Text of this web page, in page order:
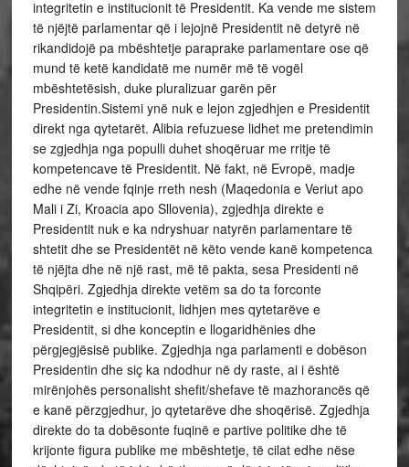
integritetin e institucionit të Presidentit. Ka vende me sistem
të njëjtë parlamentar që i lejojnë Presidentit në detyrë në
rikandidojë pa mbështetje paraprake parlamentare ose që
mund të ketë kandidatë me numër më të vogël
mbështetësish, duke pluralizuar garën për
Presidentin.Sistemi ynë nuk e lejon zgjedhjen e Presidentit
direkt nga qytetarët. Alibia refuzuese lidhet me pretendimin
se zgjedhja nga populli duhet shoqëruar me rritje të
kompetencave të Presidentit. Në fakt, në Evropë, madje
edhe në vende fqinje rreth nesh (Maqedonia e Veriut apo
Mali i Zi, Kroacia apo Sllovenia), zgjedhja direkte e
Presidentit nuk e ka ndryshuar natyrën parlamentare të
shtetit dhe se Presidentët në këto vende kanë kompetenca
të njëjta dhe në një rast, më të pakta, sesa Presidenti në
Shqipëri. Zgjedhja direkte vetëm sa do ta forconte
integritetin e institucionit, lidhjen mes qytetarëve e
Presidentit, si dhe konceptin e llogaridhënies dhe
përgjegjësisë publike. Zgjedhja nga parlamenti e dobëson
Presidentin dhe siç ka ndodhur në dy raste, ai i është
mirënjohës personalisht shefit/shefave të mazhorancës që
e kanë përzgjedhur, jo qytetarëve dhe shoqërisë. Zgjedhja
direkte do ta dobësonte fuqinë e partive politike dhe të
krijonte figura publike me mbështetje, të cilat edhe nëse